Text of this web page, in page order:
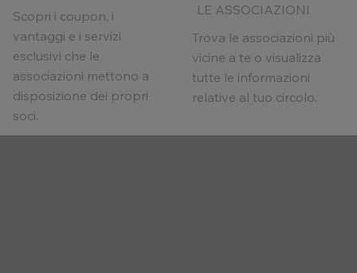
Scopri i coupon, i
vantaggi e i servizi
esclusivi che le
associazioni mettono a
disposizione dei propri
soci.
LE ASSOCIAZIONI
Trova le associazioni più
vicine a te o visualizza
tutte le informazioni
relative al tuo circolo.